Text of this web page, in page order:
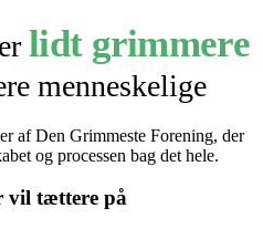
lidt grimmere
menneskelige
af Den Grimmeste Forening, der
og processen bag det hele.
vil tættere på